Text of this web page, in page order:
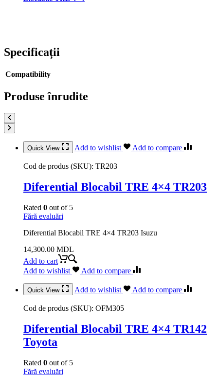
Specificații
Compatibility
Produse înrudite
Quick View Add to wishlist Add to compare
Cod de produs (SKU): TR203
Diferential Blocabil TRE 4×4 TR203
Rated 0 out of 5
Fără evaluări
Diferential Blocabil TRE 4×4 TR203 Isuzu
14,300.00 MDL
Add to cart
Add to wishlist
Add to compare
Quick View Add to wishlist Add to compare
Cod de produs (SKU): OFM305
Diferential Blocabil TRE 4×4 TR142
Toyota
Rated 0 out of 5
Fără evaluări